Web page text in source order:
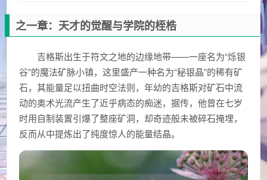
之一章：天才的觉醒与学院的桎梏
吉格斯出生于符文之地的边缘地带——一座名为“烁银
谷”的魔法矿脉小镇，这里盛产一种名为“秘银晶”的稀有矿
石，其能量足以扭曲时空法则，年幼的吉格斯对矿石中流
动的奥术光流产生了近乎病态的痴迷，据传，他曾在七岁
时用自制装置引爆了整座矿洞，却奇迹般未被碎石掩埋，
反而从中提炼出了纯度惊人的能量结晶。